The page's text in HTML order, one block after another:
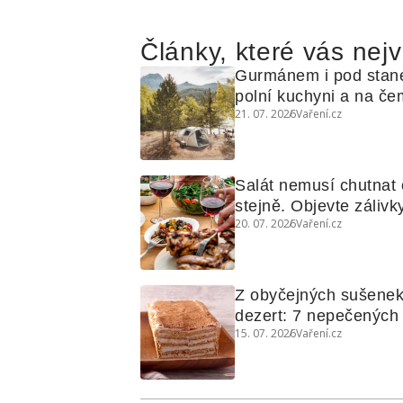
Články, které vás
Gurmánem i pod
polní kuchyni a na
21. 07. 2026Vaření.cz
Salát nemusí chutnat
stejně. Objevte
využijete i na maso,
20. 07. 2026Vaření.cz
Z obyčejných
dezert: 7
koláčů
15. 07. 2026Vaření.cz